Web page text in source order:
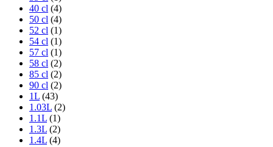
40 cl (4)
50 cl (4)
52 cl (1)
54 cl (1)
57 cl (1)
58 cl (2)
85 cl (2)
90 cl (2)
1L (43)
1.03L (2)
1.1L (1)
1.3L (2)
1.4L (4)